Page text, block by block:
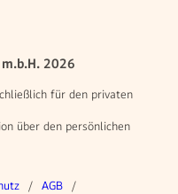
2026
für den privaten
über den persönlichen
AGB